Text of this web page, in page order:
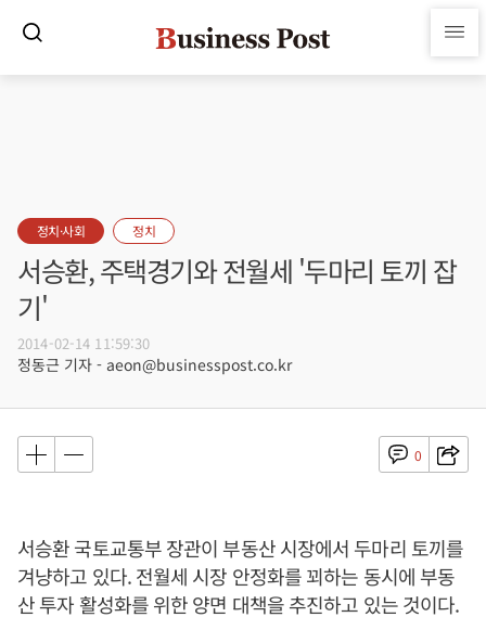
정치·사회 정치
서승환, 주택경기와 전월세 '두마리 토끼 잡
기'
2014-02-14 11:59:30
정동근 기자 - aeon@businesspost.co.kr
0
서승환 국토교통부 장관이 부동산 시장에서 두마리 토끼를
겨냥하고 있다. 전월세 시장 안정화를 꾀하는 동시에 부동
산 투자 활성화를 위한 양면 대책을 추진하고 있는 것이다.